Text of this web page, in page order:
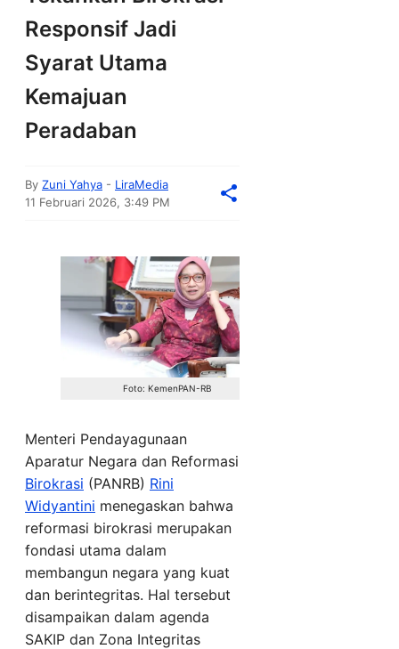
Responsif Jadi
Syarat Utama
Kemajuan
Peradaban
By Zuni Yahya - LiraMedia
11 Februari 2026, 3:49 PM
Foto: KemenPAN-RB
Menteri Pendayagunaan
Aparatur Negara dan Reformasi
Birokrasi (PANRB) Rini
Widyantini menegaskan bahwa
reformasi birokrasi merupakan
fondasi utama dalam
membangun negara yang kuat
dan berintegritas. Hal tersebut
disampaikan dalam agenda
SAKIP dan Zona Integritas